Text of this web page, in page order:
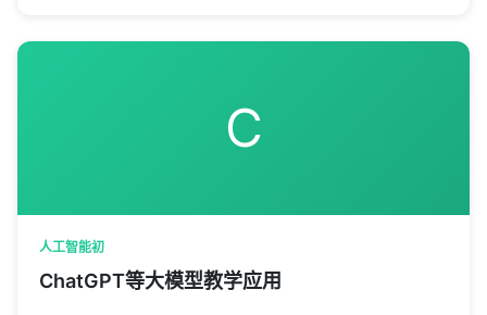
C
人工智能初
ChatGPT等大模型教学应用